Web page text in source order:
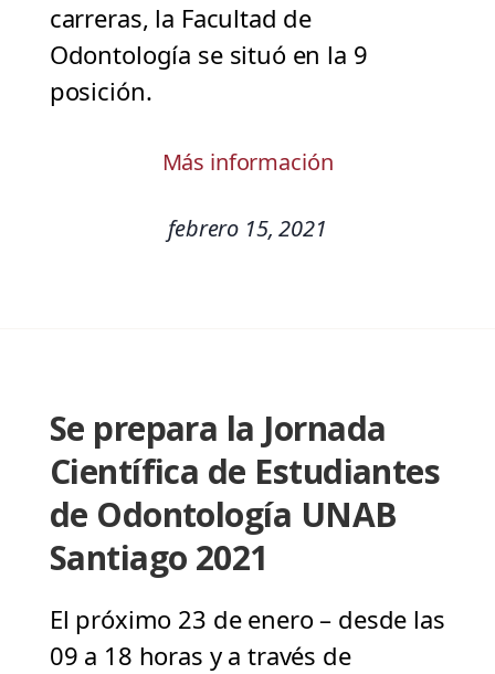
carreras, la Facultad de
Odontología se situó en la 9
posición.
Más información
febrero 15, 2021
Se prepara la Jornada
Científica de Estudiantes
de Odontología UNAB
Santiago 2021
El próximo 23 de enero – desde las
09 a 18 horas y a través de